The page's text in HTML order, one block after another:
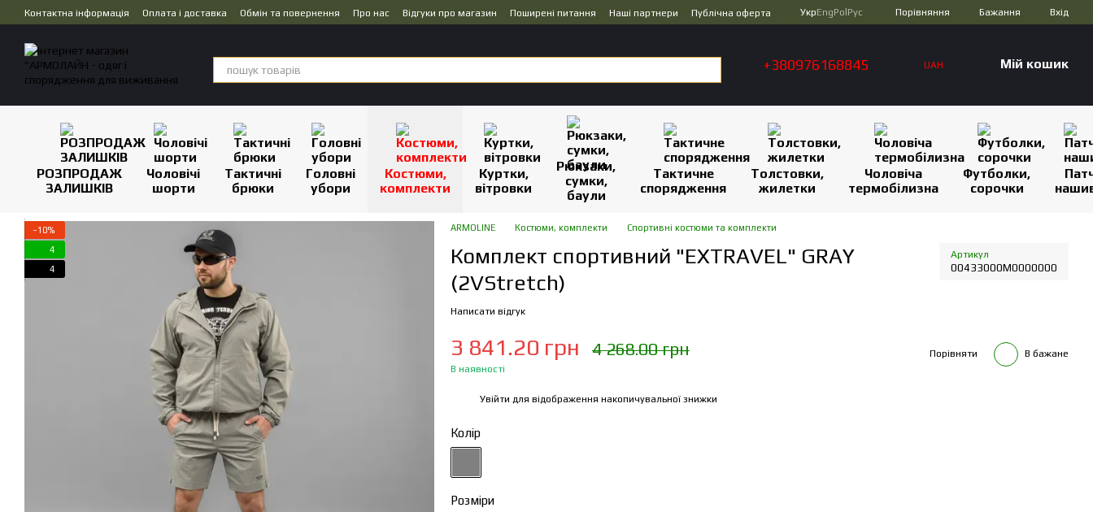
Перейти до основного контенту
Контактна інформація Оплата і доставка Обмін та повернення Про нас Відгуки про магазин Поширені питання Наші партнери
Публічна оферта
УкрEngPol Рус Порівняння Бажання Вхід
+380976168845 UAH Мій кошик
РОЗПРОДАЖ
ЗАЛИШКІВ
Чоловічі
шорти
Тактичні
брюки
Головні
убори
Костюми,
комплекти
Куртки,
вітровки
Рюкзаки,
сумки,
баули
Тактичне
спорядження
Толстовки,
жилетки
Чоловіча
термобілизна
Футболки,
сорочки
−10%
4
4
ARMOLINE Костюми, комплекти Спортивні костюми та комплекти
Комплект спортивний "EXTRAVEL" GRAY
(2VStretch)
Артикул
00433000M0000000
Написати відгук
3 841.20 грн 4 268.00 грн
В наявності
Порівняти В бажане
Увійти для відображення накопичувальної знижки
Колір
Розміри